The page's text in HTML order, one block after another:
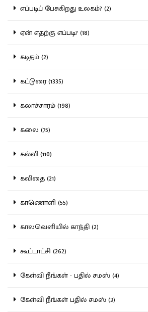
எப்படிப் பேசுகிறது உலகம்? (2)
ஏன் எதற்கு எப்படி? (18)
கடிதம் (2)
கட்டுரை (1335)
கலாச்சாரம் (198)
கலை (75)
கல்வி (110)
கவிதை (21)
காணொளி (55)
காலவெளியில் காந்தி (2)
கூட்டாட்சி (262)
கேள்வி நீங்கள் - பதில் சமஸ் (4)
கேள்வி நீங்கள் பதில் சமஸ் (3)